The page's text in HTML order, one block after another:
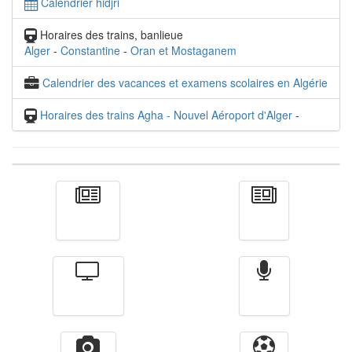
Horaires des trains, banlieue
Alger - Constantine - Oran et Mostaganem
Calendrier des vacances et examens scolaires en Algérie
Horaires des trains Agha - Nouvel Aéroport d'Alger -